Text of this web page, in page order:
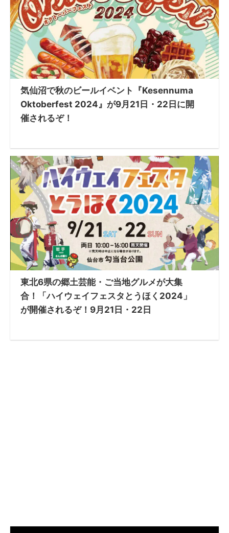
気仙沼で秋のビールイベント『Kesennuma
Oktoberfest 2024』が9月21日・22日に開
催されるぞ！
東北6県の郷土芸能・ご当地グルメが大集
合！「ハイウェイフェスタとうほく2024」
が開催されるぞ！9月21日・22日